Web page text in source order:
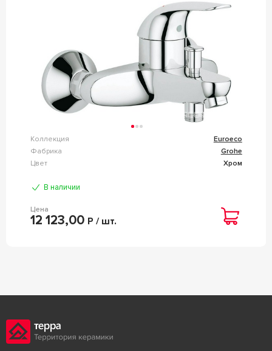
Коллекция
Euroeco
Фабрика
Grohe
Цвет
Хром
В наличии
Цена
12 123,00 Р / шт.